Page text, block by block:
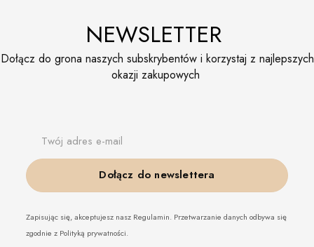
NEWSLETTER
Dołącz do grona naszych subskrybentów i korzystaj z najlepszych
okazji zakupowych
Twój adres e-mail
Dołącz do newslettera
Zapisując się, akceptujesz nasz Regulamin. Przetwarzanie danych odbywa się
zgodnie z Polityką prywatności.